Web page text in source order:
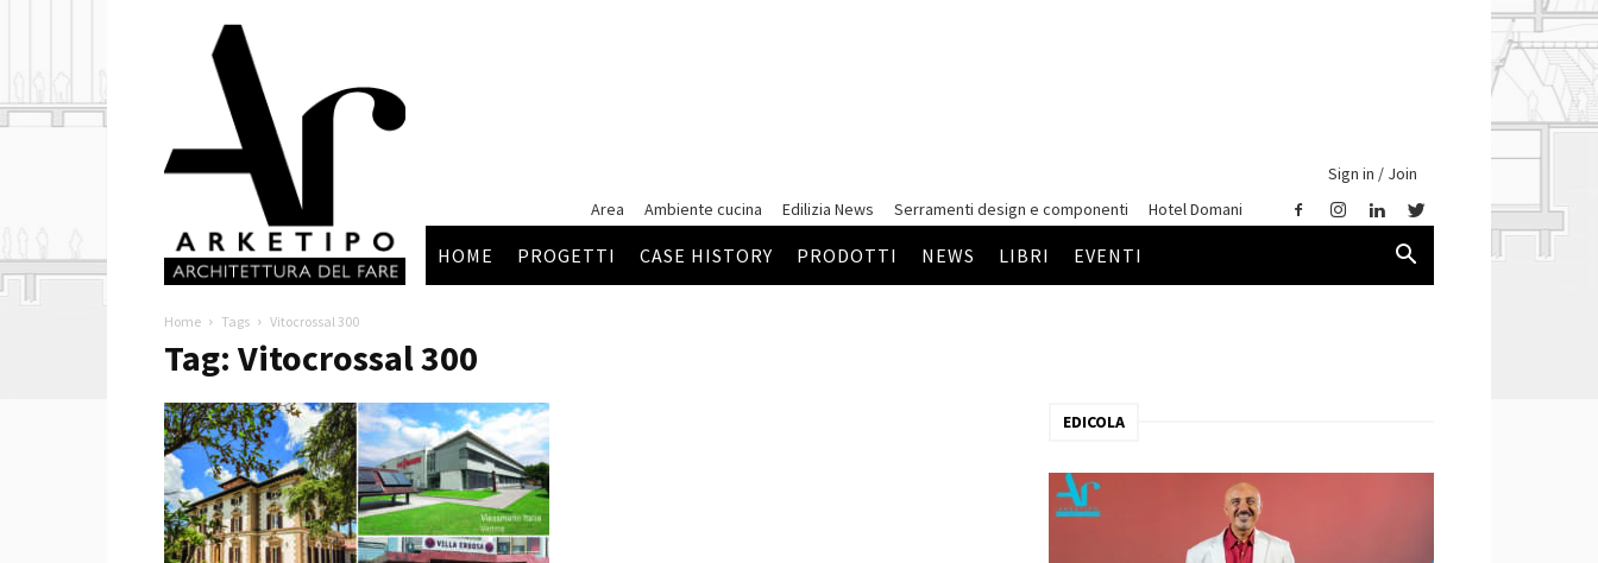
Arketipo
Sign in / Join
Area
Ambiente cucina Edilizia News Serramenti design e componenti Hotel Domani
HOME PROGETTI CASE HISTORY PRODOTTI NEWS LIBRI EVENTI
Home Tags Vitocrossal 300
Tag: Vitocrossal 300
EDICOLA